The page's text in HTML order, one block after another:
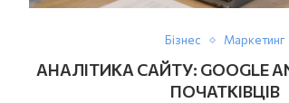
Бізнес Маркетинг
АНАЛІТИКА САЙТУ: GOOGLE
ПОЧАТКІВЦІВ